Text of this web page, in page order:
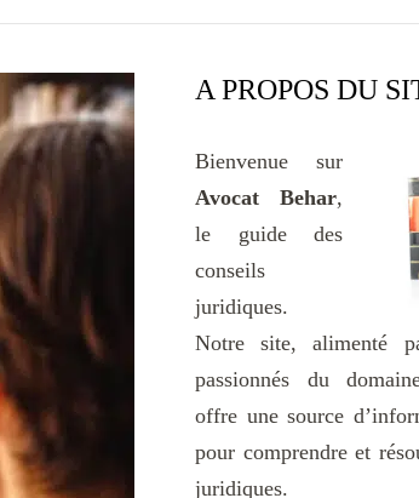
A PROPOS DU
Bienvenue sur
Avocat Behar,
le guide des
conseils
juridiques.
Notre site, alimenté
passionnés du
offre une source
pour comprendre et
juridiques.